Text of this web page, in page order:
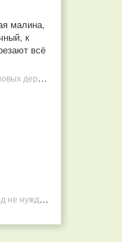
малина,
к
всё
Товарищи, это РАЗВОД! Почему малиновых деревьев не бывает, или Как ушлые продавцы наживаются на мечтах садоводов
Горжусь тем, что моя семья круглый год не нуждается в покупных витаминах